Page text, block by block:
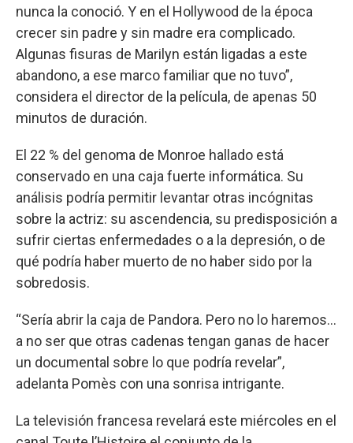
nunca la conoció. Y en el Hollywood de la época
crecer sin padre y sin madre era complicado.
Algunas fisuras de Marilyn están ligadas a este
abandono, a ese marco familiar que no tuvo”,
considera el director de la película, de apenas 50
minutos de duración.
El 22 % del genoma de Monroe hallado está
conservado en una caja fuerte informática. Su
análisis podría permitir levantar otras incógnitas
sobre la actriz: su ascendencia, su predisposición a
sufrir ciertas enfermedades o a la depresión, o de
qué podría haber muerto de no haber sido por la
sobredosis.
“Sería abrir la caja de Pandora. Pero no lo haremos...
a no ser que otras cadenas tengan ganas de hacer
un documental sobre lo que podría revelar”,
adelanta Pomès con una sonrisa intrigante.
La televisión francesa revelará este miércoles en el